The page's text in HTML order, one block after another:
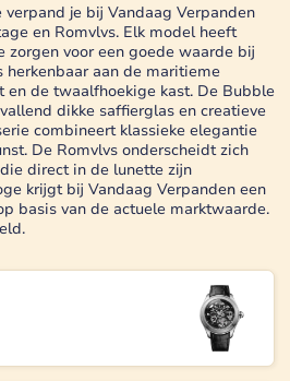
je bij Vandaag Verpanden
en Romvlvs. Elk model heeft
zorgen voor een goede waarde bij
aan de maritieme
de twaalfhoekige kast. De Bubble
dikke saffierglas en creatieve
combineert klassieke elegantie
De Romvlvs onderscheidt zich
direct in de lunette zijn
krijgt bij Vandaag Verpanden een
basis van de actuele marktwaarde.